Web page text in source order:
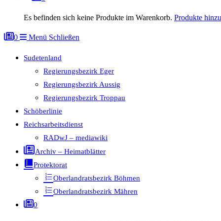
Es befinden sich keine Produkte im Warenkorb. Produkte
0 Menü Schließen
Sudetenland
Regierungsbezirk Eger
Regierungsbezirk Aussig
Regierungsbezirk Troppau
Schöberlinie
Reichsarbeitsdienst
RADwJ – mediawiki
Archiv – Heimatblätter
Protektorat
Oberlandratsbezirk Böhmen
Oberlandratsbezirk Mähren
0